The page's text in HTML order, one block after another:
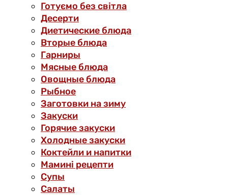
Готуємо без світла
Десерти
Диетические блюда
Вторые блюда
Гарниры
Мясные блюда
Овощные блюда
Рыбное
Заготовки на зиму
Закуски
Горячие закуски
Холодные закуски
Коктейли и напитки
Мамині рецепти
Супы
Салаты